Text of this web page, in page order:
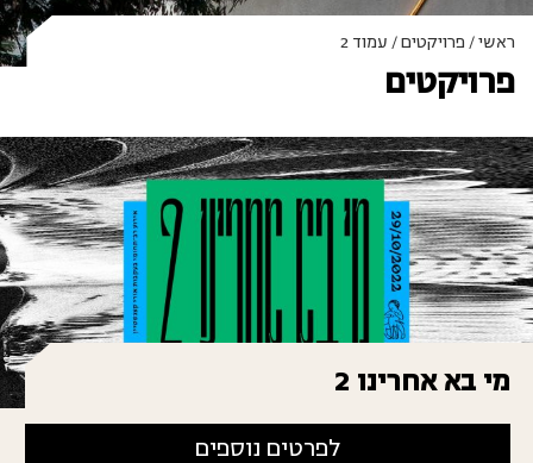
ראשי / פרויקטים / עמוד 2
פרויקטים
מי בא אחרינו 2
לפרטים נוספים